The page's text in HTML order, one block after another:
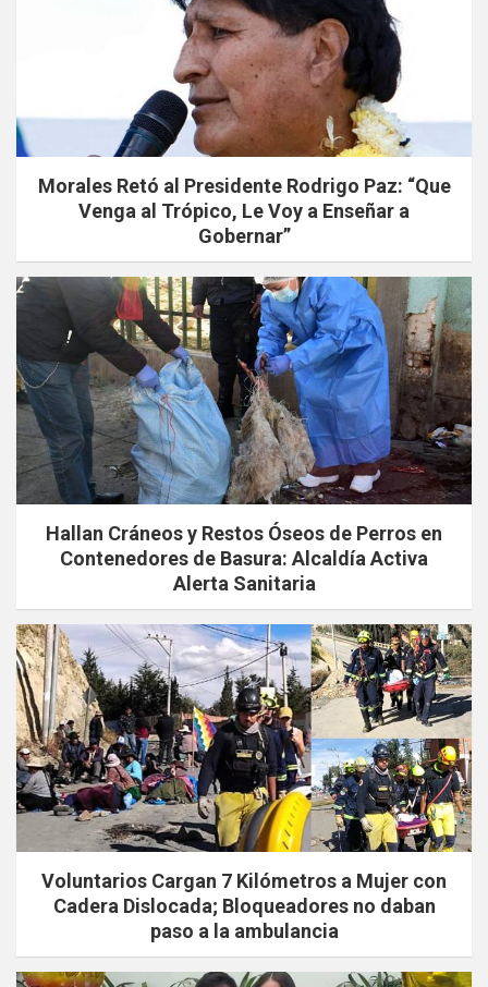
Morales Retó al Presidente Rodrigo Paz: “Que
Venga al Trópico, Le Voy a Enseñar a
Gobernar”
Hallan Cráneos y Restos Óseos de Perros en
Contenedores de Basura: Alcaldía Activa
Alerta Sanitaria
Voluntarios Cargan 7 Kilómetros a Mujer con
Cadera Dislocada; Bloqueadores no daban
paso a la ambulancia